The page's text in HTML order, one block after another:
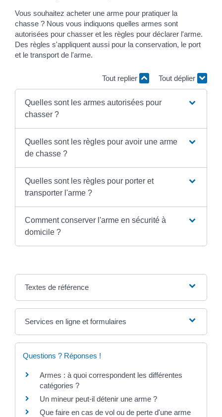
Vous souhaitez acheter une arme pour pratiquer la
chasse ? Nous vous indiquons quelles armes sont
autorisées pour chasser et les règles pour déclarer l'arme.
Des règles s'appliquent aussi pour la conservation, le port
et le transport de l'arme.
Tout replier Tout déplier
Quelles sont les armes autorisées pour
chasser ?
Quelles sont les règles pour avoir une arme
de chasse ?
Quelles sont les règles pour porter et
transporter l'arme ?
Comment conserver l'arme en sécurité à
domicile ?
Textes de référence
Services en ligne et formulaires
Questions ? Réponses !
Armes : à quoi correspondent les différentes
catégories ?
Un mineur peut-il détenir une arme ?
Que faire en cas de vol ou de perte d'une arme